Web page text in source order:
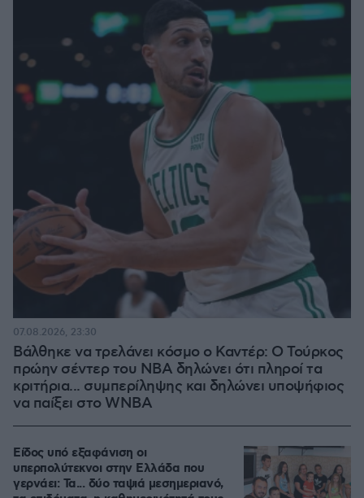
Βάλθηκε να τρελάνει κόσμο ο Καντέρ: Ο Τούρκος
πρώην σέντερ του NBA δηλώνει ότι πληροί τα
κριτήρια... συμπερίληψης και δηλώνει υποψήφιος
να παίξει στο WNBA
07.08.2026, 23:30
Είδος υπό εξαφάνιση οι
υπερπολύτεκνοι στην Ελλάδα που
γερνάει: Τα... δύο ταψιά μεσημεριανό,